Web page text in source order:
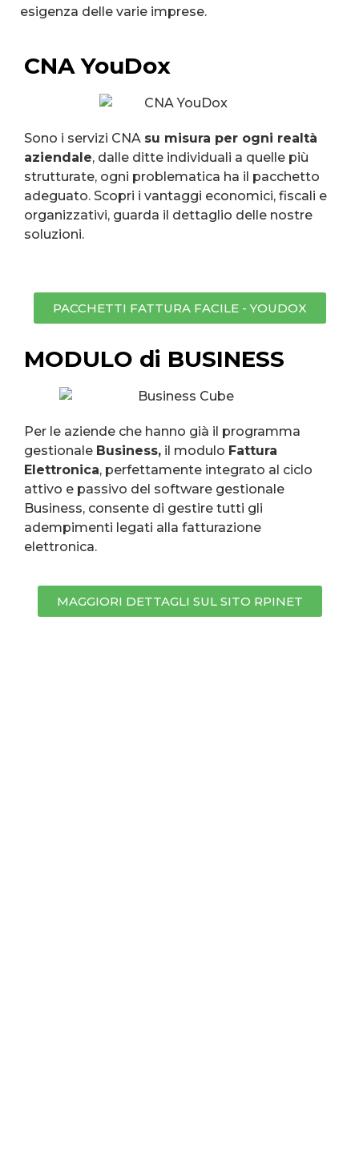
esigenza delle varie imprese.
CNA YouDox
Sono i servizi CNA su misura per ogni realtà
aziendale, dalle ditte individuali a quelle più
strutturate, ogni problematica ha il pacchetto
adeguato. Scopri i vantaggi economici, fiscali e
organizzativi, guarda il dettaglio delle nostre
soluzioni.
PACCHETTI FATTURA FACILE - YOUDOX
MODULO di BUSINESS
Per le aziende che hanno già il programma
gestionale Business, il modulo Fattura
Elettronica, perfettamente integrato al ciclo
attivo e passivo del software gestionale
Business, consente di gestire tutti gli
adempimenti legati alla fatturazione
elettronica.
MAGGIORI DETTAGLI SUL SITO RPINET